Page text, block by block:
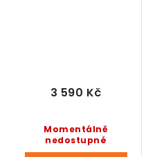
Momentálně
nedostupné
3 590 Kč